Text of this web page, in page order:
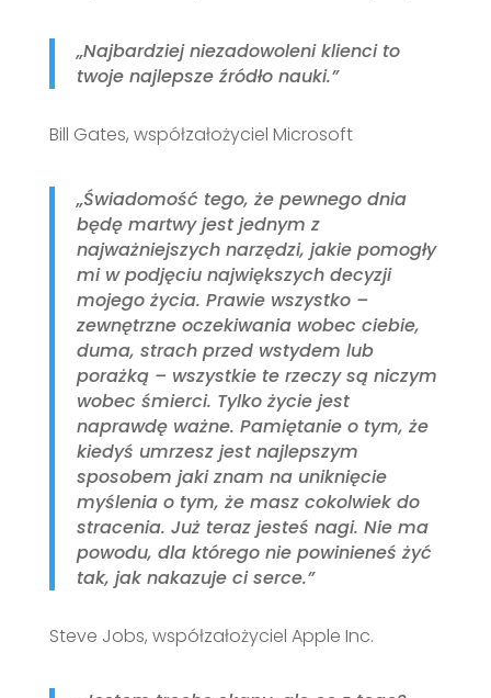
„Najbardziej niezadowoleni klienci to
twoje najlepsze źródło nauki.”
Bill Gates, współzałożyciel Microsoft
„Świadomość tego, że pewnego dnia
będę martwy jest jednym z
najważniejszych narzędzi, jakie pomogły
mi w podjęciu największych decyzji
mojego życia. Prawie wszystko –
zewnętrzne oczekiwania wobec ciebie,
duma, strach przed wstydem lub
porażką – wszystkie te rzeczy są niczym
wobec śmierci. Tylko życie jest
naprawdę ważne. Pamiętanie o tym, że
kiedyś umrzesz jest najlepszym
sposobem jaki znam na uniknięcie
myślenia o tym, że masz cokolwiek do
stracenia. Już teraz jesteś nagi. Nie ma
powodu, dla którego nie powinieneś żyć
tak, jak nakazuje ci serce.”
Steve Jobs, współzałożyciel Apple Inc.